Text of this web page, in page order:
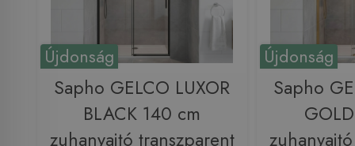
Újdonság
Sapho GELCO LUXOR
BLACK 140 cm
zuhanyajtó transzparent
Újdonság
Sapho